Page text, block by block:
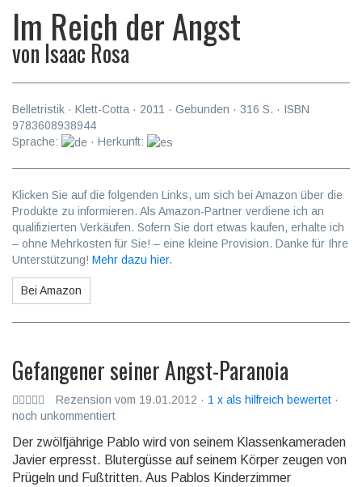
Im Reich der Angst
von Isaac Rosa
Belletristik · Klett-Cotta · 2011 · Gebunden · 316 S. · ISBN
9783608938944
Sprache:
· Herkunft:
Klicken Sie auf die folgenden Links, um sich bei Amazon über die
Produkte zu informieren. Als Amazon-Partner verdiene ich an
qualifizierten Verkäufen. Sofern Sie dort etwas kaufen, erhalte ich
– ohne Mehrkosten für Sie! – eine kleine Provision. Danke für Ihre
Unterstützung! Mehr dazu hier.
Bei Amazon
Gefangener seiner Angst-Paranoia
Rezension vom 19.01.2012 · 1 x als hilfreich bewertet ·
noch unkommentiert
Der zwölfjährige Pablo wird von seinem Klassenkameraden
Javier erpresst. Blutergüsse auf seinem Körper zeugen von
Prügeln und Fußtritten. Aus Pablos Kinderzimmer